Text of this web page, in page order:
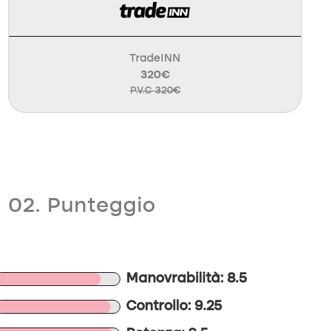
TradeINN
320€
P.V.C 320€
02. Punteggio
Manovrabilità: 8.5
Controllo: 9.25